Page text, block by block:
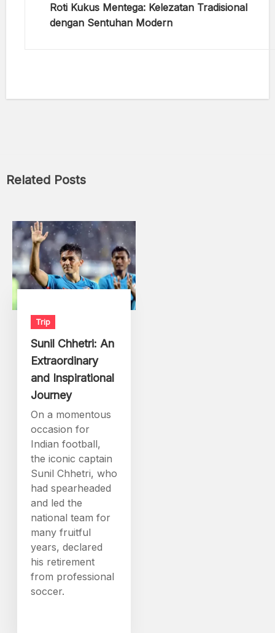
Roti Kukus Mentega: Kelezatan Tradisional
dengan Sentuhan Modern
Related Posts
Trip
Sunil Chhetri: An
Extraordinary
and Inspirational
Journey
On a momentous
occasion for
Indian football,
the iconic captain
Sunil Chhetri, who
had spearheaded
and led the
national team for
many fruitful
years, declared
his retirement
from professional
soccer.